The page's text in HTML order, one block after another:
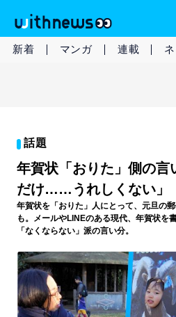
新着 マンガ 連載
話題
年賀状「おりた」側の
だけ……うれしくない」
年賀状を「おりた」人にとって、元旦の
も。メールやLINEのある現代、年賀状
「なくならない」派の言い分。